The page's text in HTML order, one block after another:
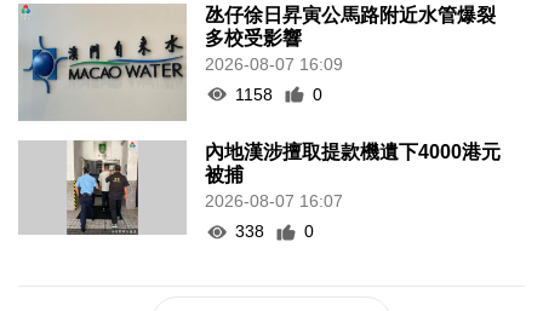
氹仔徐日昇寅公馬路附近水管爆裂
多校受影響
2026-08-07 16:09
1158
0
內地漢涉擅取提款機遺下4000港元
被捕
2026-08-07 16:07
338
0